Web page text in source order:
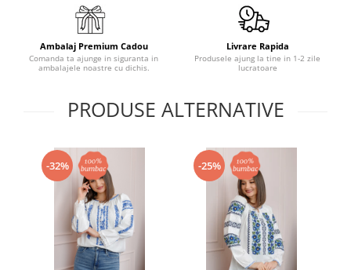
Ambalaj Premium Cadou
Comanda ta ajunge in siguranta in
ambalajele noastre cu dichis.
Livrare Rapida
Produsele ajung la tine in 1-2 zile
lucratoare
PRODUSE ALTERNATIVE
-32% -25%